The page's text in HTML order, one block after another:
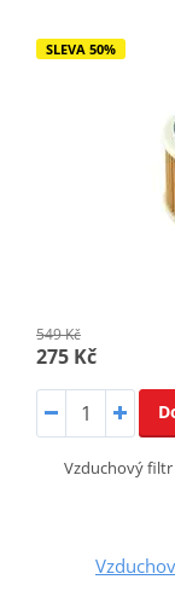
SLEVA 50%
549 Kč
275 Kč
Vzduchový filtr